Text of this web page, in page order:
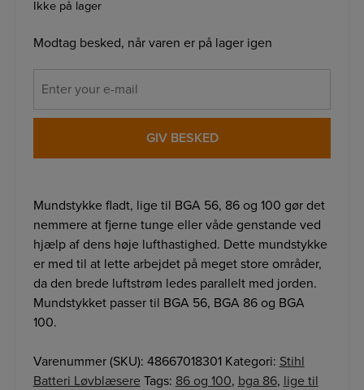
Ikke på lager
Modtag besked, når varen er på lager igen
GIV BESKED
Mundstykke fladt, lige til BGA 56, 86 og 100 gør det
nemmere at fjerne tunge eller våde genstande ved
hjælp af dens høje lufthastighed. Dette mundstykke
er med til at lette arbejdet på meget store områder,
da den brede luftstrøm ledes parallelt med jorden.
Mundstykket passer til BGA 56, BGA 86 og BGA
100.
Varenummer (SKU): 48667018301 Kategori: Stihl
Batteri Løvblæsere Tags: 86 og 100, bga 86, lige til